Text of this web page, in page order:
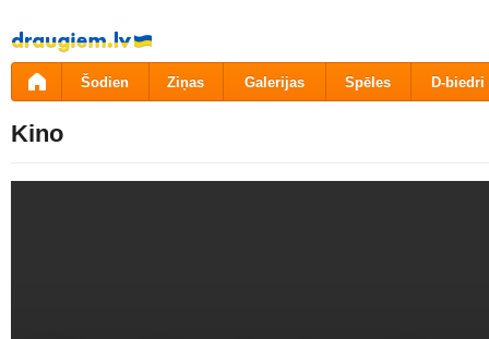
Pāriet
uz
saturu
Šodien Ziņas Galerijas Spēles D-biedri
Kino